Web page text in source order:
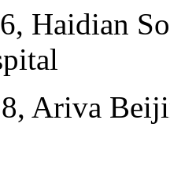
Haidian
Ariva